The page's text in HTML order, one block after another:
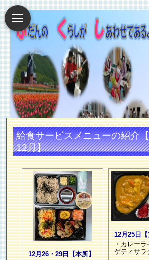
給食サービスメニューの紹介
12月】
12月26・29日【本所】
12月25日
・カレーラ
ゲティサラ